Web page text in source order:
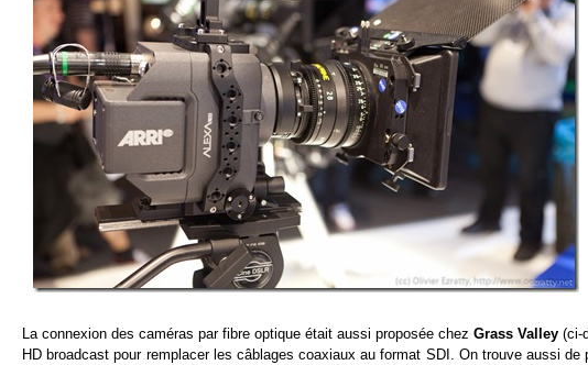
La connexion des caméras par fibre optique était aussi proposée chezGrass Valley(ci-
HD broadcast pour remplacer les câblages coaxiaux au format SDI. On trouve aussi